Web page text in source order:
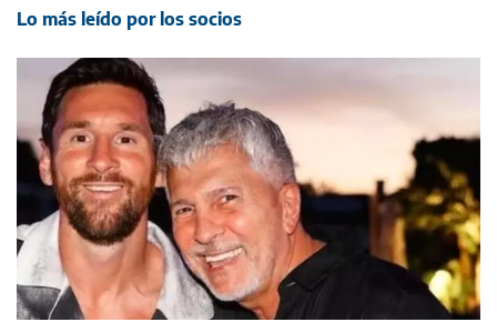
Lo más leído por los socios